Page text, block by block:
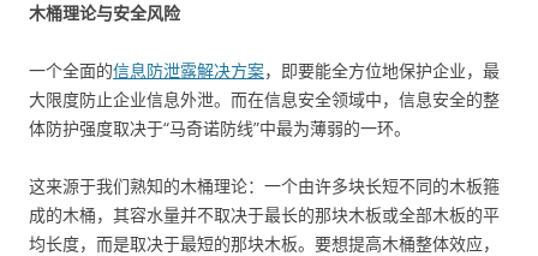
木桶理论与安全风险
一个全面的信息防泄露解决方案，即要能全方位地保护企业，最
大限度防止企业信息外泄。而在信息安全领域中，信息安全的整
体防护强度取决于“马奇诺防线”中最为薄弱的一环。
这来源于我们熟知的木桶理论：一个由许多块长短不同的木板箍
成的木桶，其容水量并不取决于最长的那块木板或全部木板的平
均长度，而是取决于最短的那块木板。要想提高木桶整体效应，